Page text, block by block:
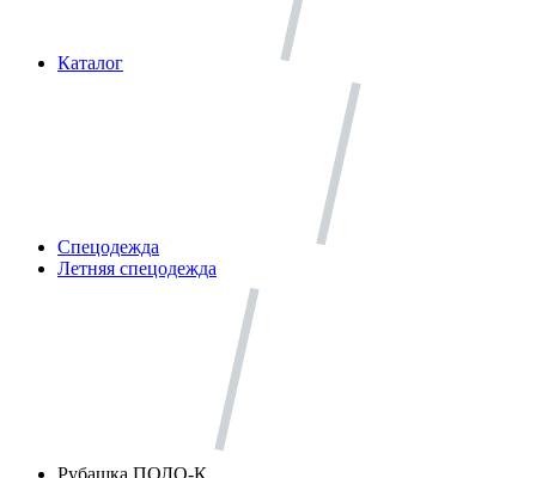
Каталог
Спецодежда
Летняя спецодежда
Рубашка ПОЛО-К